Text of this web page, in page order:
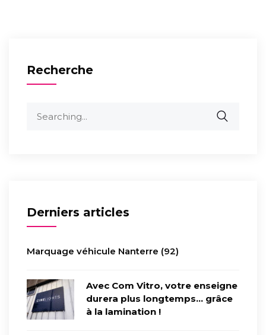
Recherche
Derniers articles
Marquage véhicule Nanterre (92)
Avec Com Vitro, votre enseigne
durera plus longtemps… grâce
à la lamination !